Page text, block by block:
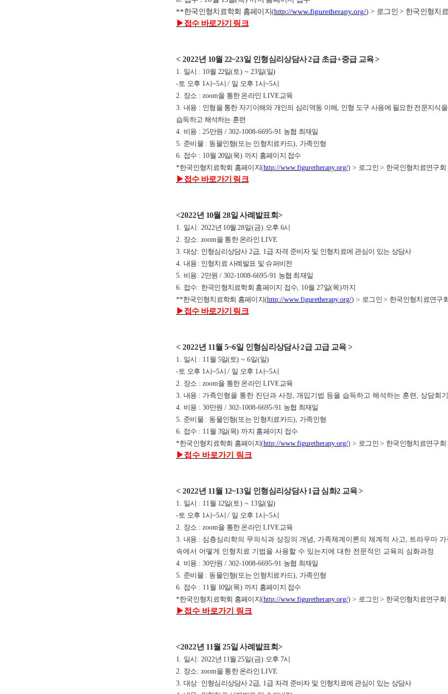
**한국인형치료학회 홈페이지 (http://www.figuretherapy.org/) > 로그인> 한국인형치
▶접수 바로가기 링크
< 2022년 10월 22~23일 인형심리상담사2급 초급+중급 교육>
1. 일시 : 10월 22일(토) ~ 23일(일)
-토 오후 1시~5시/ 일 오후 1시~5시
2. 장소 : zoom을 통한 온라인 LIVE교육
3. 내용 : 인형을 통한 자기이해와 개인의 심리역동 이해 인형 도구 사용에 필요한 전문지식
습득하고 해석하는 훈련
4. 비용 : 25만원 / 302-1008-6695-91 농협 최재일
5. 준비물 : 동물인형(또는 인형치료카드)
가족인형
6. 접수 : 10월 20일(목) 까지 홈페이지 접수
*한국인형치료학회 홈페이지(http://www.figuretherapy.org/) > 로그인> 한국인형치료연구회
▶접수 바로가기 링크
<2022년 10월 28일 사례발표회>
1. 일시: 2022년 10월 28일(금) 오후 6시
2. 장소: zoom을 통한 온라인LIVE
3. 대상: 인형심리상담사 2급 , 1급 자격 준비자 및 인형치료에 관심이 있는 상담사
4. 내용: 인형치료 사례발표 및 슈퍼비전
5. 비용: 2만원 / 302-1008-6695-91 농협 최재일
6. 접수: 한국인형치료학회 홈페이지 접수 , 10월 27일(목)까지
**한국인형치료학회 홈페이지(http://www.figuretherapy.org/) > 로그인> 한국인형치료연구
▶접수 바로가기 링크
< 2022년 11월 5~6일 인형심리상담사2급 고급 교육>
1. 일시 : 11월 5일(토) ~ 6일(일)
-토 오후 1시~5시/ 일 오후 1시~5시
2. 장소 : zoom을 통한 온라인 LIVE교육
3. 내용 : 가족인형을 통한 진단과 사정, 개입기법 등을 습득하고 해석하는 훈련, 상담회
4. 비용 : 30만원 / 302-1008-6695-91 농협 최재일
5. 준비물 : 동물인형(또는 인형치료카드)
가족인형
6. 접수 : 11월 3일(목) 까지 홈페이지 접수
*한국인형치료학회 홈페이지(http://www.figuretherapy.org/) > 로그인> 한국인형치료연구회
▶접수 바로가기 링크
< 2022년 11월 12~13일 인형심리상담사1급 심화2교육>
1. 일시 : 11월 12일(토) ~ 13일(일)
-토 오후 1시~5시/ 일 오후 1시~5시
2. 장소 : zoom을 통한 온라인 LIVE교육
3. 내용 : 심층심리학의 무의식과 상징의 개념, 가족체계이론의 체계적 사고, 트라우마
속에서 어떻게 인형치료 기법을 사용할 수 있는지에 대한 전문적인 교육의 심화과정
4. 비용 : 30만원 / 302-1008-6695-91 농협 최재일
5. 준비물 : 동물인형(또는 인형치료카드)
가족인형
6. 접수 : 11월 10일(목) 까지 홈페이지 접수
*한국인형치료학회 홈페이지(http://www.figuretherapy.org/) > 로그인> 한국인형치료연구회
▶접수 바로가기 링크
<2022년 11월 25일 사례발표회>
1. 일시: 2022년 11월 25일(금) 오후 7시
2. 장소: zoom을 통한 온라인LIVE
3. 대상: 인형심리상담사 2급 , 1급 자격 준비자 및 인형치료에 관심이 있는 상담사